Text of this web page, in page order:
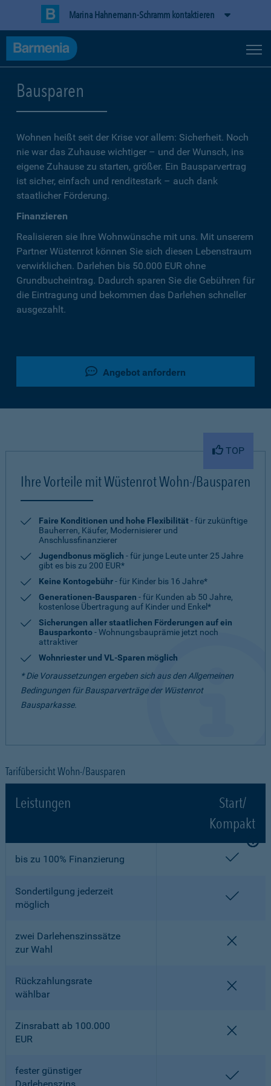
Marina Hahnemann-Schramm kontaktieren
Bausparen
Wohnen heißt seit der Krise vor allem: Sicherheit. Noch
nie war das Zuhause wichtiger – und der Wunsch, ins
eigene Zuhause zu starten, größer. Ein Bausparvertrag
ist sicher, einfach und renditestark – auch dank
staatlicher Förderung.
Finanzieren
Realisieren sie Ihre Wohnwünsche mit uns. Mit unserem
Partner Wüstenrot können Sie sich diesen Lebenstraum
verwirklichen. Darlehen bis 50.000 EUR ohne
Grundbucheintrag. Dadurch sparen Sie die Gebühren für
die Eintragung und bekommen das Darlehen schneller
ausgezahlt.
Angebot anfordern
TOP
Ihre Vorteile mit Wüstenrot Wohn-/Bausparen
Faire Konditionen und hohe Flexibilität- für zukünftige
Bauherren, Käufer, Modernisierer und
Anschlussfinanzierer
Jugendbonus möglich - für junge Leute unter 25 Jahre
gibt es bis zu 200 EUR*
Keine Kontogebühr- für Kinder bis 16 Jahre*
Generationen-Bausparen - für Kunden ab 50 Jahre,
kostenlose Übertragung auf Kinder und Enkel*
Sicherungen aller staatlichen Förderungen auf ein
Bausparkonto- Wohnungsbauprämie jetzt noch
attraktiver
Wohnriester und VL-Sparen möglich
* Die Voraussetzungen ergeben sich aus den Allgemeinen
Bedingungen für Bausparverträge der Wüstenrot
Bausparkasse.
Tarifübersicht Wohn-/Bausparen
Leistungen
Start/
Kompakt
bis zu 100% Finanzierung
Sondertilgung jederzeit
möglich
zwei Darlehenszinssätze
zur Wahl
Rückzahlungsrate
wählbar
Zinsrabatt ab 100.000
EUR
fester günstiger